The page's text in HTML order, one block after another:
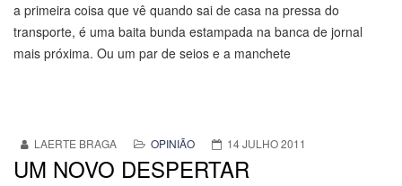
a primeira coisa que vê quando sai de casa na pressa do
transporte, é uma baita bunda estampada na banca de jornal
mais próxima. Ou um par de seios e a manchete
LAERTE BRAGA OPINIÃO 14 JULHO 2011
UM NOVO DESPERTAR